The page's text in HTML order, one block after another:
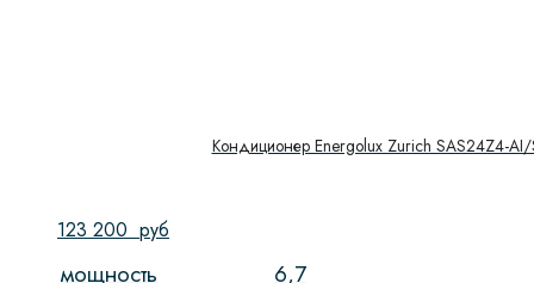
Кондиционер Energolux Zurich SAS24Z4-
123 200 руб
мощность
6,7